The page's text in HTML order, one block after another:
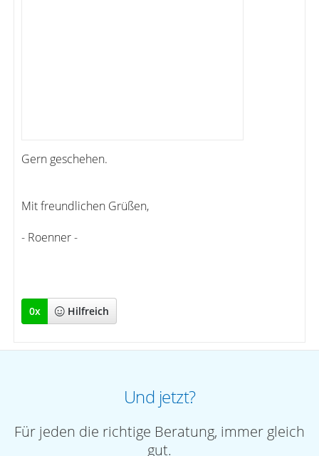
Gern geschehen.
Mit freundlichen Grüßen,
- Roenner -
0x Hilfreich
Und jetzt?
Für jeden die richtige Beratung, immer gleich
gut.